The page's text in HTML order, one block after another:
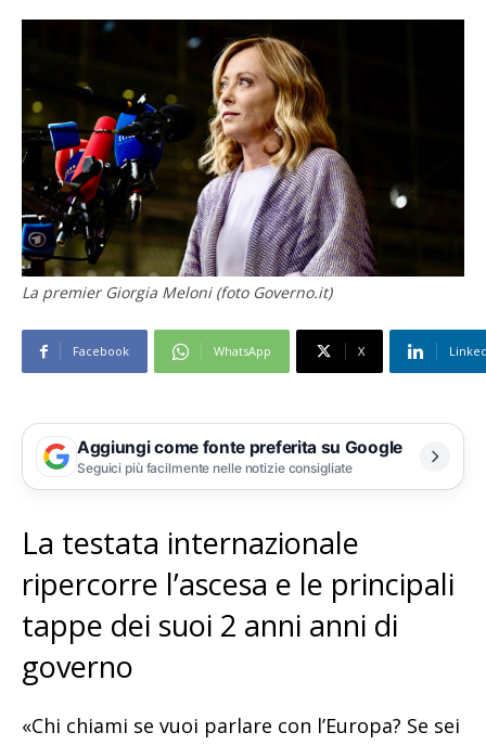
La premier Giorgia Meloni (foto Governo.it)
Facebook WhatsApp X
Aggiungi come fonte preferita su Google
Seguici più facilmente nelle notizie consigliate
La testata internazionale
ripercorre l’ascesa e le principali
tappe dei suoi 2 anni anni di
governo
«Chi chiami se vuoi parlare con l’Europa? Se sei